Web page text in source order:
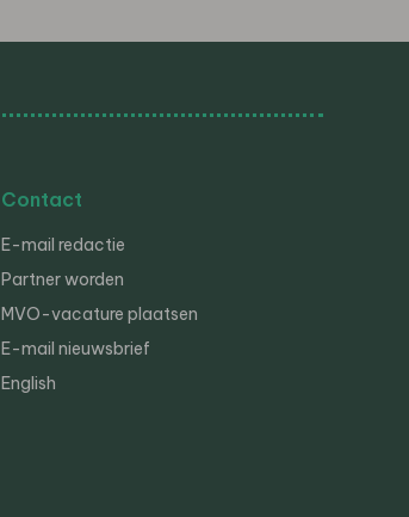
Contact
E-mail redactie
Partner worden
MVO-vacature plaatsen
E-mail nieuwsbrief
English